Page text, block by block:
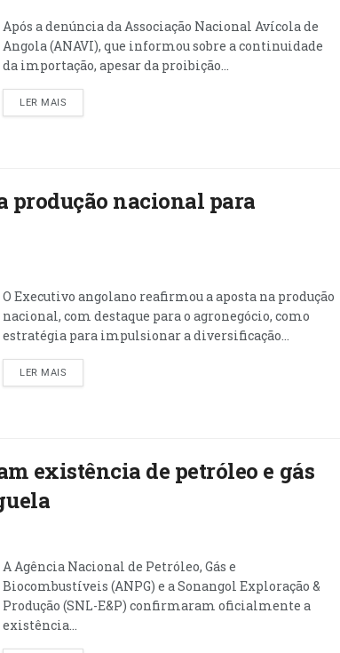
Após a denúncia da Associação Nacional Avícola de
Angola (ANAVI), que informou sobre a continuidade
da importação, apesar da proibição...
LER MAIS
produção nacional para
O Executivo angolano reafirmou a aposta na produção
nacional, com destaque para o agronegócio, como
estratégia para impulsionar a diversificação...
LER MAIS
existência de petróleo e gás
A Agência Nacional de Petróleo, Gás e
Biocombustíveis (ANPG) e a Sonangol Exploração &
Produção (SNL-E&P) confirmaram oficialmente a
existência...